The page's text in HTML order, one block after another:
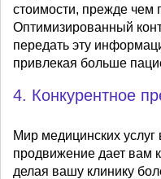
стоимости, прежде чем
Оптимизированный
передать эту
привлекая больше
4. Конкурентное
Мир медицинских
продвижение дает вам
делая вашу клинику